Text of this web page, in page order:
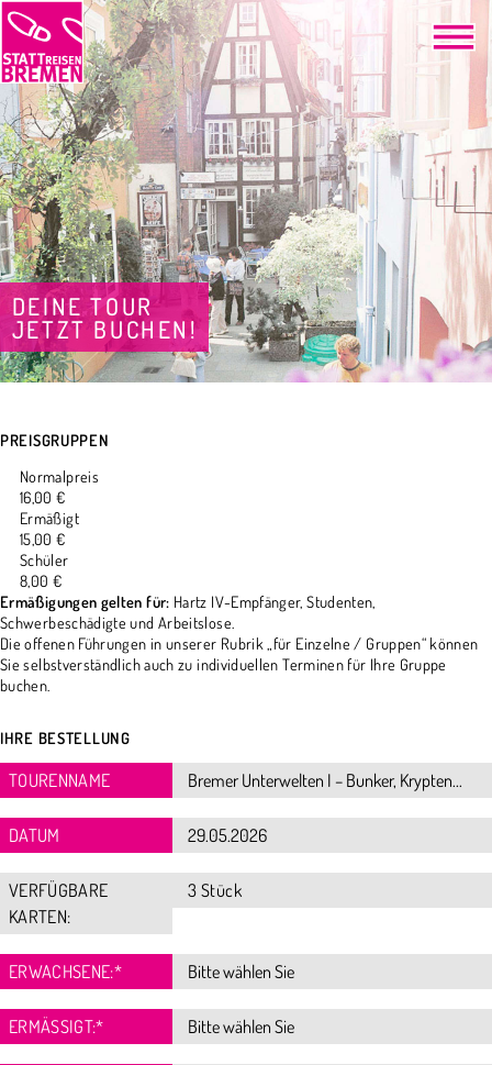
DEINE TOUR
JETZT BUCHEN!
PREISGRUPPEN
Normalpreis
16,00 €
Ermäßigt
15,00 €
Schüler
8,00 €
Ermäßigungen gelten für: Hartz IV-Empfänger, Studenten,
Schwerbeschädigte und Arbeitslose.
Die offenen Führungen in unserer Rubrik „für Einzelne / Gruppen“ können
Sie selbstverständlich auch zu individuellen Terminen für Ihre Gruppe
buchen.
IHRE BESTELLUNG
TOURENNAME
DATUM
VERFÜGBARE
KARTEN:
3 Stück
ERWACHSENE:*
ERMÄSSIGT:*